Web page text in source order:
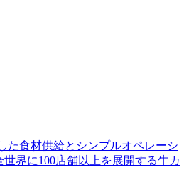
た食材供給とシンプルオペレーシ
界に100店舗以上を展開する牛カ